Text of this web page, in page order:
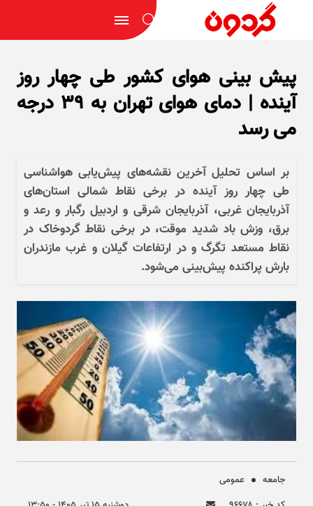
پیش بینی هوای کشور طی چهار روز
آینده | دمای هوای تهران به ۳۹ درجه
می رسد
بر اساس تحلیل آخرین نقشه‌های پیش‌یابی هواشناسی
طی چهار روز آینده در برخی نقاط شمالی استان‌های
آذربایجان غربی، آذربایجان شرقی و اردبیل رگبار و رعد و
برق، وزش باد شدید موقت، در برخی نقاط گردوخاک در
نقاط مستعد تگرگ و در ارتفاعات گیلان و غرب مازندران
بارش پراکنده پیش‌بینی می‌شود.
جامعه
عمومی